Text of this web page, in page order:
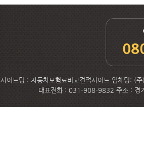
사이트명 : 자동차보험료비교견적사이트 업체명: (
대표전화 : 031-908-9832 주소 : 경